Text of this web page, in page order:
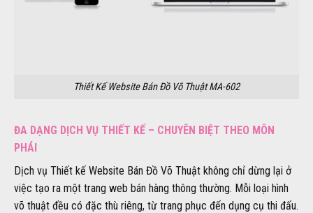
Thiết Kế Website Bán Đồ Võ Thuật MA-602
ĐA DẠNG DỊCH VỤ THIẾT KẾ – CHUYÊN BIỆT THEO MÔN
PHÁI
Dịch vụ Thiết kế Website Bán Đồ Võ Thuật không chỉ dừng lại ở
việc tạo ra một trang web bán hàng thông thường. Mỗi loại hình
võ thuật đều có đặc thù riêng, từ trang phục đến dụng cụ thi đấu.